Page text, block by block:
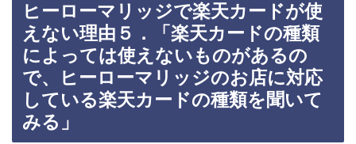
ヒーローマリッジで楽天カードが使
えない理由５．「楽天カードの種類
によっては使えないものがあるの
で、ヒーローマリッジのお店に対応
している楽天カードの種類を聞いて
みる」